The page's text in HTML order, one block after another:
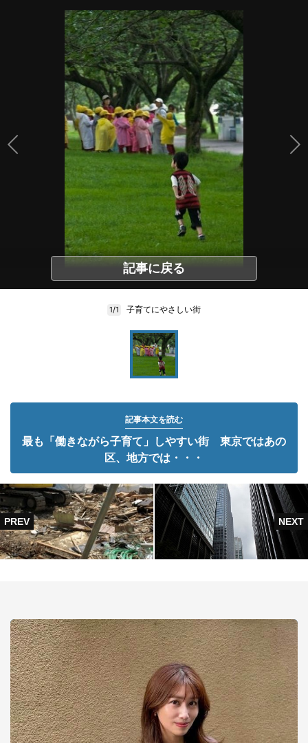
記事に戻る
1/1 子育てにやさしい街
記事本文を読む
最も「働きながら子育て」しやすい街 東京ではあの
区、地方では・・・